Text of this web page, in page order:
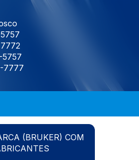
5757
7777
(BRUKER) COM